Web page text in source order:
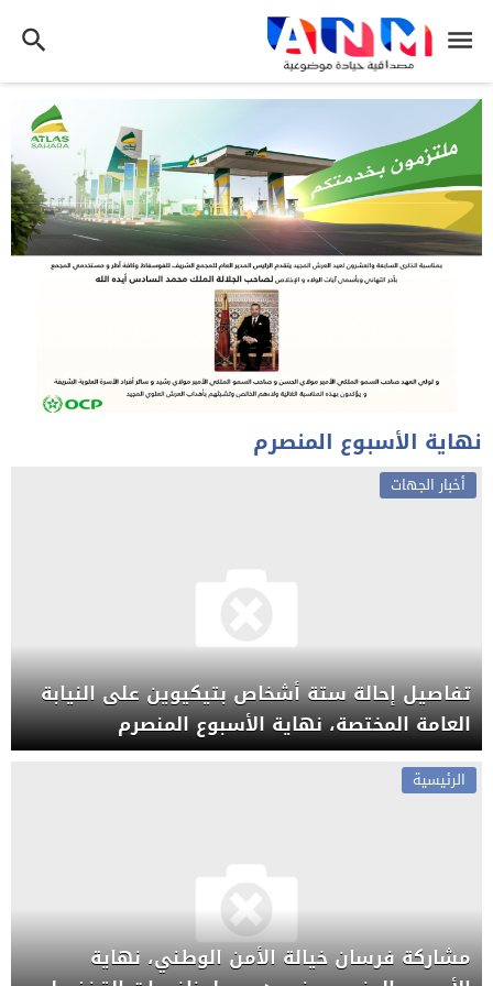
نهاية الأسبوع المنصرم
أخبار الجهات
تفاصيل إحالة ستة أشخاص بتيكيوين على النيابة
العامة المختصة، نهاية الأسبوع المنصرم
الرئيسية
مشاركة فرسان خيالة الأمن الوطني، نهاية